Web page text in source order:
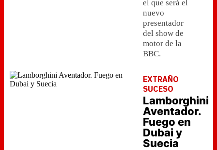
el que será el
nuevo
presentador
del show de
motor de la
BBC.
EXTRAÑO
SUCESO
Lamborghini
Aventador.
Fuego en
Dubai y
Suecia